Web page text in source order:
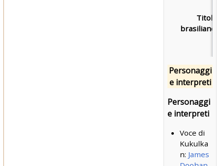
Titolo
brasiliano:
Personaggi
e interpreti
Personaggi
e interpreti
Voce di
Kukulka
n: James